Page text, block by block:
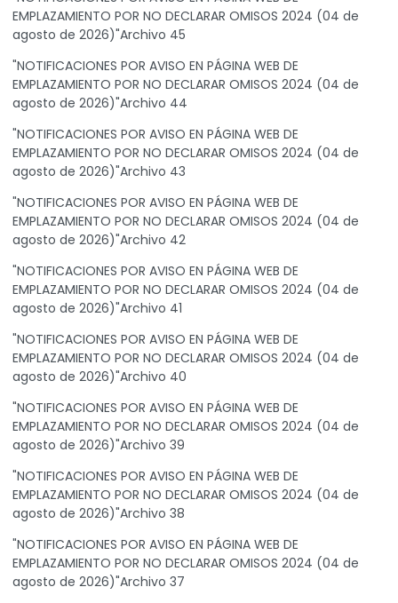
EMPLAZAMIENTO POR NO DECLARAR OMISOS 2024 (04 de
agosto de 2026)"Archivo 45
"NOTIFICACIONES POR AVISO EN PÁGINA WEB DE
EMPLAZAMIENTO POR NO DECLARAR OMISOS 2024 (04 de
agosto de 2026)"Archivo 44
"NOTIFICACIONES POR AVISO EN PÁGINA WEB DE
EMPLAZAMIENTO POR NO DECLARAR OMISOS 2024 (04 de
agosto de 2026)"Archivo 43
"NOTIFICACIONES POR AVISO EN PÁGINA WEB DE
EMPLAZAMIENTO POR NO DECLARAR OMISOS 2024 (04 de
agosto de 2026)"Archivo 42
"NOTIFICACIONES POR AVISO EN PÁGINA WEB DE
EMPLAZAMIENTO POR NO DECLARAR OMISOS 2024 (04 de
agosto de 2026)"Archivo 41
"NOTIFICACIONES POR AVISO EN PÁGINA WEB DE
EMPLAZAMIENTO POR NO DECLARAR OMISOS 2024 (04 de
agosto de 2026)"Archivo 40
"NOTIFICACIONES POR AVISO EN PÁGINA WEB DE
EMPLAZAMIENTO POR NO DECLARAR OMISOS 2024 (04 de
agosto de 2026)"Archivo 39
"NOTIFICACIONES POR AVISO EN PÁGINA WEB DE
EMPLAZAMIENTO POR NO DECLARAR OMISOS 2024 (04 de
agosto de 2026)"Archivo 38
"NOTIFICACIONES POR AVISO EN PÁGINA WEB DE
EMPLAZAMIENTO POR NO DECLARAR OMISOS 2024 (04 de
agosto de 2026)"Archivo 37